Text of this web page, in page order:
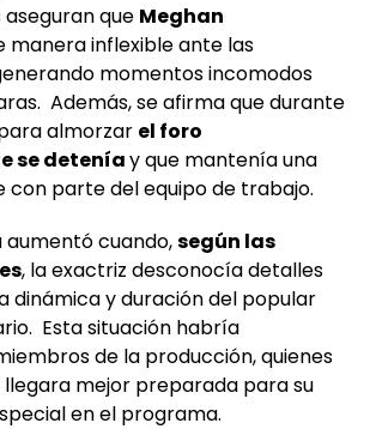
que Meghan
manera inflexible ante las
momentos incomodos
Además, se afirma que durante
almorzar el foro
se deteníay que mantenía una
parte del equipo de trabajo.
aumentó cuando,según las
, la exactriz desconocía detalles
dinámica y duración del popular
Esta situación habría
de la producción, quienes
mejor preparada para su
en el programa.